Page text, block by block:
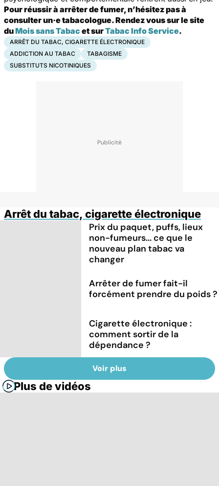
Pour réussir à arrêter de fumer, n’hésitez pas à
consulter un·e tabacologue. Rendez vous sur le site
duMois sans Tabac et surTabac Info Service.
ARRÊT DU TABAC, CIGARETTE ÉLECTRONIQUE
ADDICTION AU TABAC
TABAGISME
SUBSTITUTS NICOTINIQUES
Arrêt du tabac, cigarette électronique
Prix du paquet, puffs, lieux
non-fumeurs... ce que le
nouveau plan tabac va
changer
Arrêter de fumer fait-il
forcément prendre du poids ?
Cigarette électronique :
comment sortir de la
dépendance ?
Voir plus
Plus de vidéos